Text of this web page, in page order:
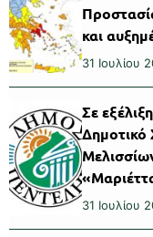
και
31 Ιουλίου
Σε
Δημοτικό
31 Ιουλίου